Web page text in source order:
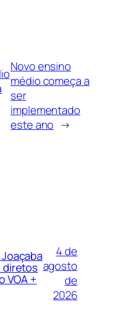
Novo ensino
médio começa a
ser
implementado
este ano →
diretos
VOA +
4 de
agosto
de
2026